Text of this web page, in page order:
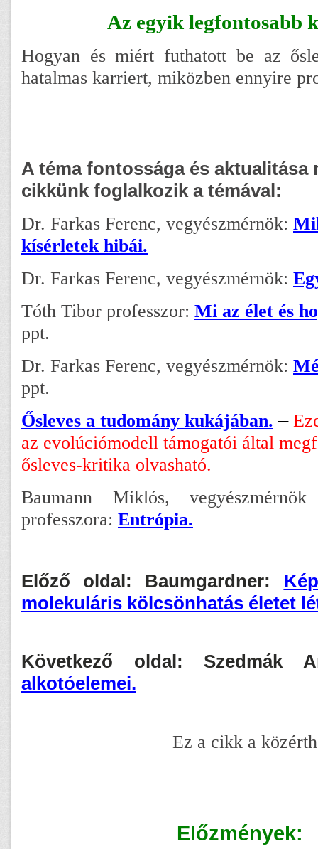
Az egyik legfontosabb
Hogyan és miért futhatott be az
hatalmas karriert, miközben ennyire
A téma fontossága és aktualitása
cikkünk foglalkozik a témával:
Dr. Farkas Ferenc, vegyészmérnök:
kísérletek hibái.
Dr. Farkas Ferenc, vegyészmérnök:
Tóth Tibor professzor: Mi az élet és
ppt.
Dr. Farkas Ferenc, vegyészmérnök:
ppt.
Ősleves a tudomány kukájában. –
az evolúciómodell támogatói által
ősleves-kritika olvasható.
Baumann Miklós,
professzora: Entrópia.
Előző oldal: Baumgardner:
molekuláris kölcsönhatás életet
Következő oldal: Szedmák
alkotóelemei.
Ez a cikk a
Előzmények: